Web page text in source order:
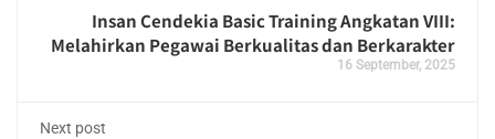
Insan Cendekia Basic Training Angkatan VIII:
Melahirkan Pegawai Berkualitas dan Berkarakter
16 September, 2025
Next post